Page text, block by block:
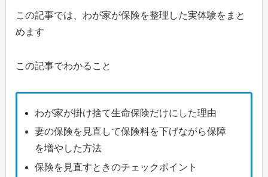
この記事では、わが家が保険を整理した実体験をまと
めます
この記事でわかること
わが家が掛け捨て生命保険だけにした理由
妻の保険を見直して保険料を下げながら保障
を増やした方法
保険を見直すときのチェックポイント